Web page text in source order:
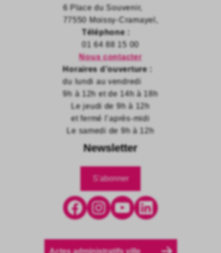
6 Place du Souvenir,
77550 Moissy-Cramayel,
Téléphone :
01 64 88 15 00
Nous contacter
Horaires d’ouverture :
du lundi au vendredi
9h à 12h et de 14h à 18h
Le jeudi de 9h à 12h
et fermé l’après-midi
Le samedi de 9h à 12h
Newsletter
S'abonner
Facebook Instagram YouTube LinkedIn
Actes administratifs ville